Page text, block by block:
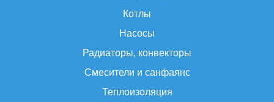
Котлы
Насосы
Радиаторы, конвекторы
Смесители и санфаянс
Теплоизоляция